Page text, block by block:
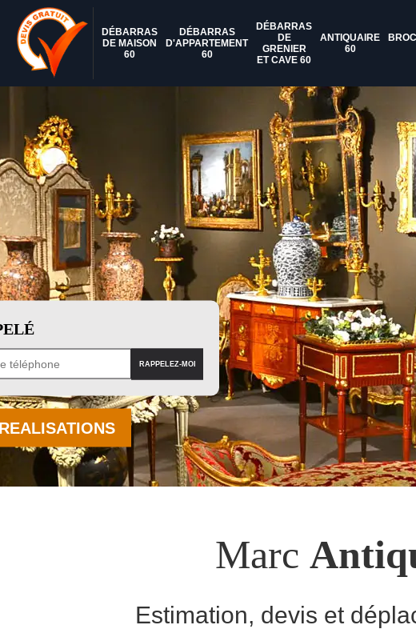
DÉBARRAS
DE MAISON
60
DÉBARRAS
D'APPARTEMENT
60
DÉBARRAS
DE
GRENIER
ET CAVE 60
ANTIQUAIRE
60
Marc
Estimation, devis et